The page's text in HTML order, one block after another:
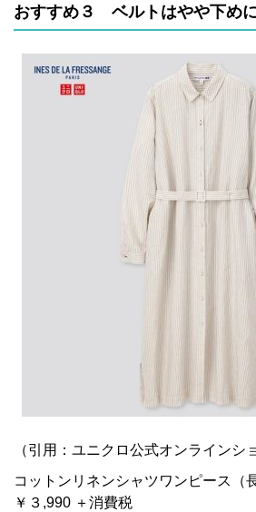
おすすめ３ ベルトはやや下め
（引用：ユニクロ公式オンラインシ
コットンリネンシャツワンピース（
￥３,990 ＋消費税